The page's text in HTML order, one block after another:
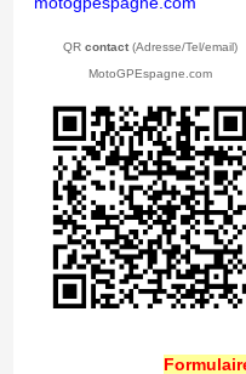
QR contact(Adresse/Tel/email)
MotoGPEspagne.com